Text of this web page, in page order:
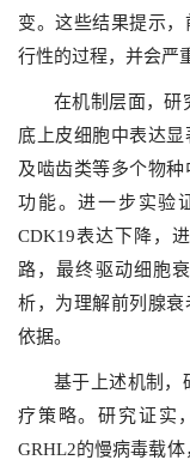
变。这些结果提示
行性的过程，并会严
在机制层面，研
底上皮细胞中表达
及啮齿类等多个物
功能。进一步实验
CDK19表达下降，
路，最终驱动细胞
析，为理解前列腺
依据。
基于上述机制，
疗策略。研究证实
GRHL2的慢病毒载